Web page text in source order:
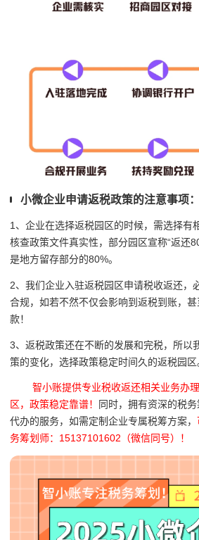
小微企业申请返税政策的注意事项：
1、 企业在选择返税园区的时候，需选择有
核查政策文件真实性， 部分园区宣称“返还
是地方留存部分的80%。
2、我们企业入驻返税园区申请税收返还，
合规，如若不然不仅会影响到返税到账，
款！
3、返税政策还在不断的发展和完税，所以
策的变化，选择政策稳定时间久的返税园区
智小账提供专业税收返还相关业务办
区，政策稳定靠谱！
同时，拥有资深的税
代办的服务，如需定制企业专属税筹方案，
务筹划师：15137101602（微信同号）！